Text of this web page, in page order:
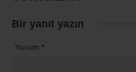
Bir yanıt yazın
Yorum *